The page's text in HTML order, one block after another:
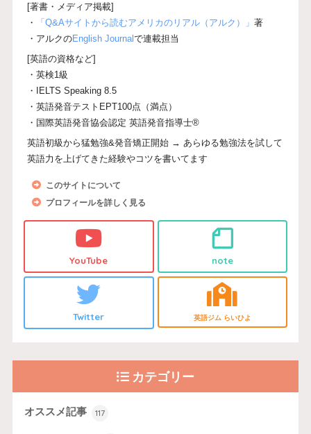
[著書・メディア掲載]
・
「Q&Aサイトから読むアメリカのリアル（アルク）」著
・アルクのEnglish Journalで連載担当
[英語の資格など]
・英検1級
・IELTS Speaking 8.5
・英語発音テストEPT100点（満点）
・国際英語発音協会認定 英語発音指導士®
英語初級から猛勉強&発音矯正開始 → あらゆる勉強法を試して
英語力を上げてきた経験やコツを書いてます
このサイトについて
プロフィールを詳しく見る
YouTube note
Twitter 英語ジム らいひよ
カテゴリー
オススメ記事 117